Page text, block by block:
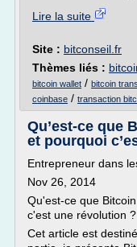
Lire la suite
Site : bitconseil.fr
Thèmes liés :
bitcoin wallet / bitcoin
coinbase / transaction
Qu’est-ce que
et pourquoi
Entrepreneur dans
Nov 26, 2014
Qu'est-ce que
c'est une révolution ?
Cet article est